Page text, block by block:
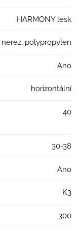
HARMONY lesk
nerez, polypropylen
Ano
horizontální
40
30-38
Ano
K3
300